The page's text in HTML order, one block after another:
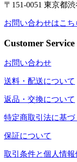
〒151-0051 東京都
お問い合わせはこち
Customer Service
お問い合わせ
送料・配送について
返品・交換について
特定商取引法に基づ
保証について
取引条件と個人情